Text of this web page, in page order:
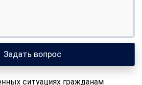
Задать вопрос
ситуациях гражданам